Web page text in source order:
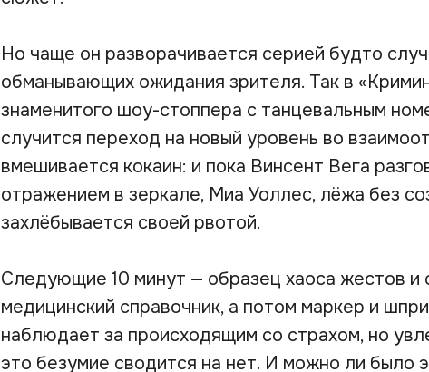
Но чаще он разворачивается серией будто
обманывающих ожидания зрителя. Так в
знаменитого шоу-стоппера с танцевальным
случится переход на новый уровень во
вмешивается кокаин: и пока Винсент Вега
отражением в зеркале, Миа Уоллес, лёжа без
захлёбывается своей рвотой.
Следующие 10 минут — образец хаоса жестов и
медицинский справочник, а потом маркер и
наблюдает за происходящим со страхом, но
это безумие сводится на нет. И можно ли было